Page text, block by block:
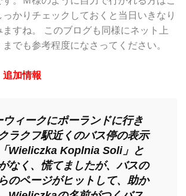
っかりチェックしておくと当日いきなり
すね。 このブログも同様にネット上
でも参考程度になさってください。
加情報
ウィークにポーランドに行き
ラクフ駅近くのバス停の表示
Wieliczka Koplnia Soli」と
なく、慌てましたが、バスの
のページがヒットして、助か